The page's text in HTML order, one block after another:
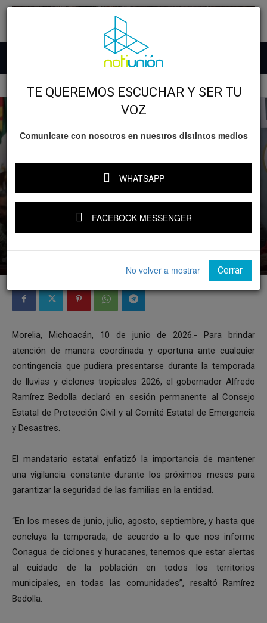
Salud Clima
Michoacán se declara en alerta
permanente ante temporada de lluvias y
ciclones 2026: Bedolla
Morelia, Michoacán, 10 de junio de 2026.- Para brindar
atención de manera coordinada y oportuna ante cualquier
contingencia que pudiera presentarse durante la temporada
de lluvias y ciclones tropicales 2026, el gobernador Alfredo
Ramírez Bedolla declaró en sesión permanente al Consejo
Estatal de Protección Civil y al Comité Estatal de Emergencia
y Desastres.
El mandatario estatal enfatizó la importancia de mantener
una vigilancia constante durante los próximos meses para
garantizar la seguridad de las familias en la entidad.
“En los meses de junio, julio, agosto, septiembre, y hasta que
concluya la temporada, de acuerdo a lo que nos informe
Conagua de ciclones y huracanes, tenemos que estar alertas
al cuidado de la población en todos los territorios
municipales, en todas las comunidades”, resaltó Ramírez
Bedolla.
TE QUEREMOS ESCUCHAR Y SER TU
VOZ
Comunicate con nosotros en nuestros distintos medios
WHATSAPP
FACEBOOK MESSENGER
No volver a mostrar Cerrar